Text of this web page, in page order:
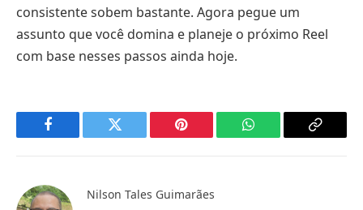
consistente sobem bastante. Agora pegue um
assunto que você domina e planeje o próximo Reel
com base nesses passos ainda hoje.
Facebook Twitter Pinterest WhatsApp Copy
Nilson Tales Guimarães